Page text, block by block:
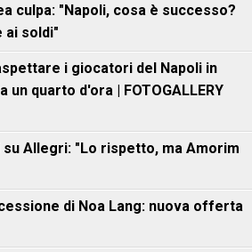
culpa: "Napoli, cosa è successo?
ai soldi"
i giocatori del Napoli in
quarto d'ora | FOTOGALLERY
su Allegri: "Lo rispetto, ma Amorim
di Noa Lang: nuova offerta